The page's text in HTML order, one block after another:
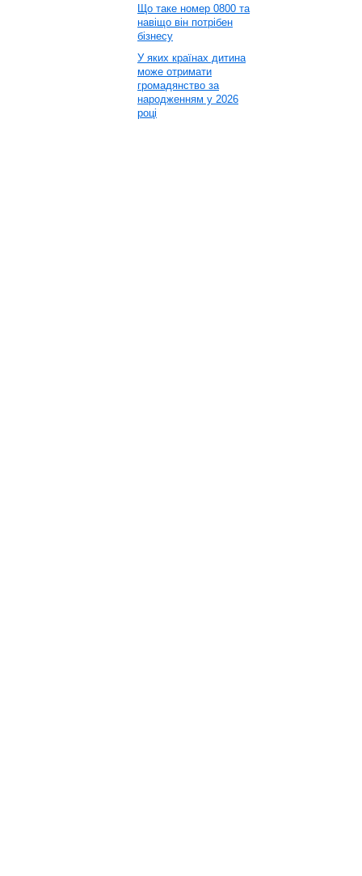
Що таке номер 0800 та
навіщо він потрібен
бізнесу
У яких країнах дитина
може отримати
громадянство за
народженням у 2026
році